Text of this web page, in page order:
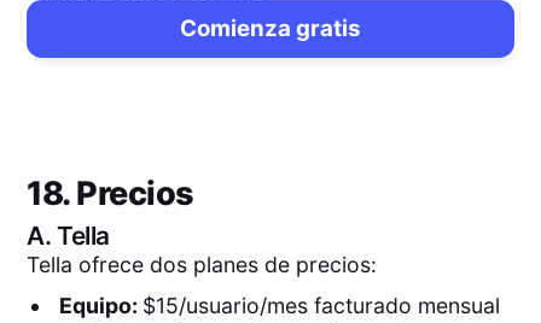
Comienza gratis
18. Precios
A.Tella
Tella ofrece dos planes de precios:
Equipo: $15/usuario/mes facturado mensual